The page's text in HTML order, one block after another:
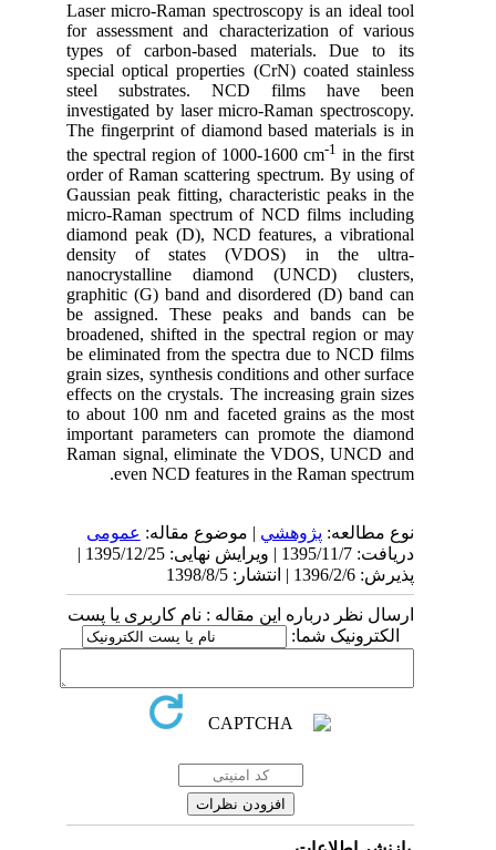
Laser micro-Raman spectroscopy is an ideal tool
for assessment and characterization of various
types of carbon-based materials. Due to its
special optical properties (CrN) coated stainless
steel substrates. NCD films have been
investigated by laser micro-Raman spectroscopy.
The fingerprint of diamond based materials is in
the spectral region of 1000-1600 cm -1in the first
order of Raman scattering spectrum. By using of
Gaussian peak fitting, characteristic peaks in the
micro-Raman spectrum of NCD films including
diamond peak (D), NCD features, a vibrational
density of states (VDOS) in the ultra-
nanocrystalline diamond (UNCD) clusters,
graphitic (G) band and disordered (D) band can
be assigned. These peaks and bands can be
broadened, shifted in the spectral region or may
be eliminated from the spectra due to NCD films
grain sizes, synthesis conditions and other surface
effects on the crystals. The increasing grain sizes
to about 100 nm and faceted grains as the most
important parameters can promote the diamond
Raman signal, eliminate the VDOS, UNCD and
even NCD features in the Raman spectrum.
نوع مطالعه:پژوهشي| موضوع مقاله:عمومى
دریافت: 1395/11/7 | ویرایش نهایی: 1395/12/25 |
پذیرش: 1396/2/6 | انتشار: 1398/8/5
ارسال نظر درباره این مقاله : نام کاربری یا پست
الکترونیک شما: